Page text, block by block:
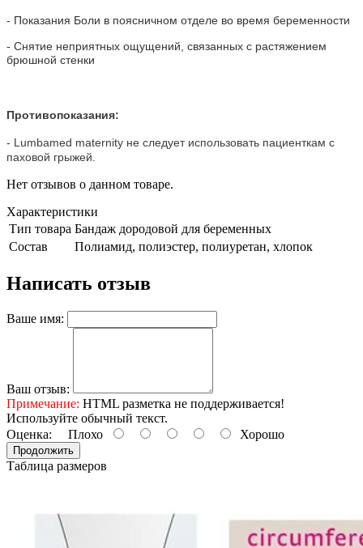
- Показания Боли в поясничном отделе во время беременности
- Снятие неприятных ощущений, связанных с растяжением
брюшной стенки
Противопоказания:
- Lumbamed maternity не следует использовать пациенткам с
паховой грыжей.
Нет отзывов о данном товаре.
Характеристики
Тип товара Бандаж дородовой для беременных
Состав
Полиамид, полиэстер, полиуретан, хлопок
Написать отзыв
Ваше имя:
Ваш отзыв:
Примечание: HTML разметка не поддерживается!
Используйте обычный текст.
Оценка: Плохо Хорошо
Продолжить
Таблица размеров